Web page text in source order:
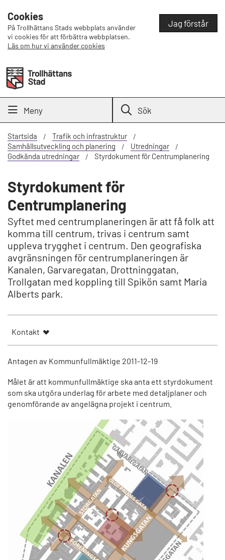
Cookies
På Trollhättans Stads webbplats använder
vi cookies för att förbättra webbplatsen.
Läs om hur vi använder cookies
Jag förstår
Meny Sök
Startsida
Trafik och infrastruktur
Samhällsutveckling och planering
Utredningar
Godkända utredningar
Styrdokument för Centrumplanering
Styrdokument för
Centrumplanering
Syftet med centrumplaneringen är att få folk att
komma till centrum, trivas i centrum samt
uppleva trygghet i centrum. Den geografiska
avgränsningen för centrumplaneringen är
Kanalen, Garvaregatan, Drottninggatan,
Trollgatan med koppling till Spikön samt Maria
Alberts park.
Kontakt
Antagen av Kommunfullmäktige 2011-12-19
Målet är att kommunfullmäktige ska anta ett styrdokument
som ska utgöra underlag för arbete med detaljplaner och
genomförande av angelägna projekt i centrum.